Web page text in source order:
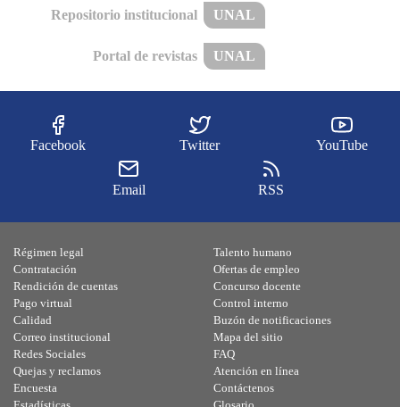
Repositorio institucional UNAL
Portal de revistas UNAL
Facebook Twitter YouTube
Email RSS
Régimen legal
Contratación
Rendición de cuentas
Pago virtual
Calidad
Talento humano
Ofertas de empleo
Concurso docente
Control interno
Buzón de notificaciones
Correo institucional
Redes Sociales
Quejas y reclamos
Encuesta
Mapa del sitio
FAQ
Atención en línea
Contáctenos